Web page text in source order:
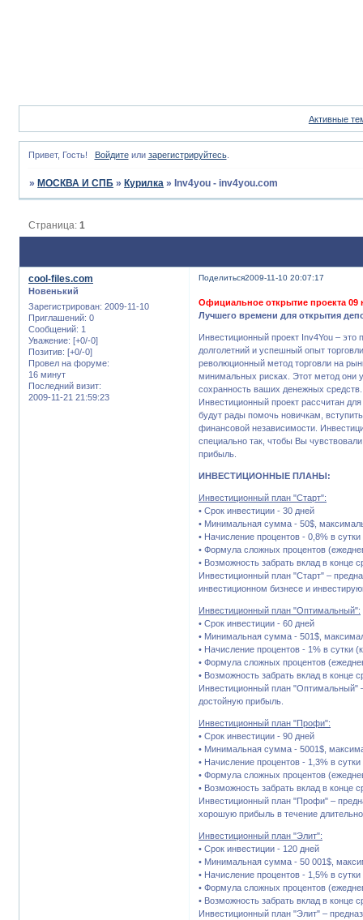
Активные
Привет, Гость! Войдитеили зарегистрируйтесь.
» МОСКВА И СПБ » Курилка » Inv4you - inv4you.com
Страница:1
Поделиться2009-11-10 20:07:17
cool-files.com
Новенький
Зарегистрирован: 2009-11-10
Приглашений: 0
Сообщений: 1
Уважение: [+0/-0]
Позитив: [+0/-0]
Провел на форуме:
16 минут
Последний визит:
2009-11-21 21:59:23
Официальное открытие проекта 09
Лучшего времени для открытия
Инвестиционный проект Inv4You –
долголетний и успешный опыт
революционный метод торговли на
минимальных рисках. Этот метод они
сохранность ваших денежных средств.
Инвестиционный проект рассчитан
будут рады помочь новичкам,
финансовой независимости.
специально так, чтобы Вы
прибыль.
ИНВЕСТИЦИОННЫЕ ПЛАНЫ:
Инвестиционный план "Старт":
• Cрок инвестиции - 30 дней
• Минимальная сумма - 50$,
• Начисление процентов - 0,8% в
• Формула сложных процентов
• Возможность забрать вклад в конце
Инвестиционный план "Старт" –
инвестиционном бизнесе и
Инвестиционный план "Оптимальный":
• Cрок инвестиции - 60 дней
• Минимальная сумма - 501$,
• Начисление процентов - 1% в сутки
• Формула сложных процентов
• Возможность забрать вклад в конце
Инвестиционный план "Оптимальный"
достойную прибыль.
Инвестиционный план "Профи":
• Cрок инвестиции - 90 дней
• Минимальная сумма - 5001$,
• Начисление процентов - 1,3% в
• Формула сложных процентов
• Возможность забрать вклад в конце
Инвестиционный план "Профи" –
хорошую прибыль в течение
Инвестиционный план "Элит":
• Cрок инвестиции - 120 дней
• Минимальная сумма - 50 001$,
• Начисление процентов - 1,5% в
• Формула сложных процентов
• Возможность забрать вклад в конце
Инвестиционный план "Элит" –